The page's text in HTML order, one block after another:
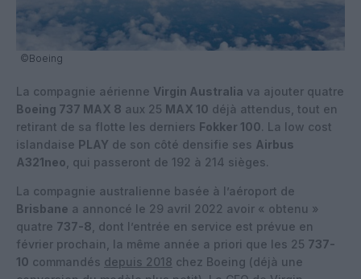
©Boeing
La compagnie aérienne Virgin Australia va ajouter quatre
Boeing 737 MAX 8 aux 25 MAX 10 déjà attendus, tout en
retirant de sa flotte les derniers Fokker 100. La low cost
islandaise PLAY de son côté densifie ses Airbus
A321neo , qui passeront de 192 à 214 sièges.
La compagnie australienne basée à l’aéroport de
Brisbane a annoncé le 29 avril 2022 avoir « obtenu »
quatre 737-8 , dont l’entrée en service est prévue en
février prochain, la même année a priori que les 25 737-
10 commandés depuis 2018 chez Boeing (déjà une